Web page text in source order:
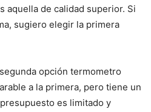
aquella de calidad superior. Si
sugiero elegir la primera
opción termometro
a la primera, pero tiene un
es limitado y